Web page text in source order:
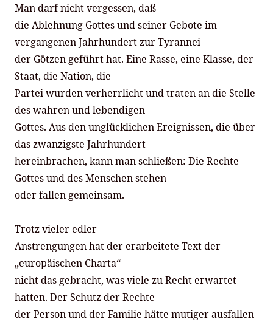
Man darf nicht vergessen, daß
die Ablehnung Gottes und seiner Gebote im
vergangenen Jahrhundert zur Tyrannei
der Götzen geführt hat. Eine Rasse, eine Klasse, der
Staat, die Nation, die
Partei wurden verherrlicht und traten an die Stelle
des wahren und lebendigen
Gottes. Aus den unglücklichen Ereignissen, die über
das zwanzigste Jahrhundert
hereinbrachen, kann man schließen: Die Rechte
Gottes und des Menschen stehen
oder fallen gemeinsam.
Trotz vieler edler
Anstrengungen hat der erarbeitete Text der
„europäischen Charta“
nicht das gebracht, was viele zu Recht erwartet
hatten. Der Schutz der Rechte
der Person und der Familie hätte mutiger ausfallen